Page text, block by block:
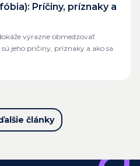
Príčiny, príznaky a
výrazne obmedzovať
jeho príčiny, príznaky a ako sa
články